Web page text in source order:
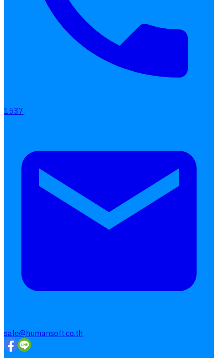
ลางาน
แบบฟอร์มประเมินพนักงาน
1537,
sale@humansoft.co.th